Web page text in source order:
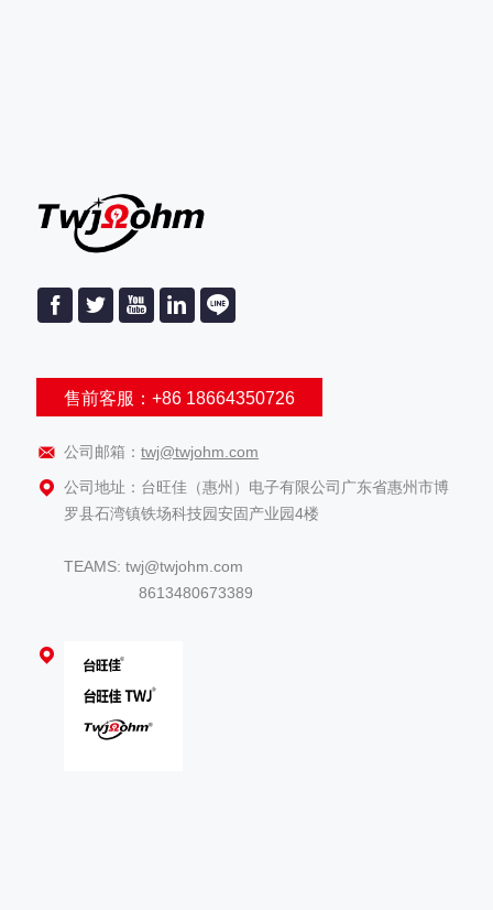
售前客服：+86 18664350726
公司邮箱：twj@twjohm.com
公司地址：台旺佳（惠州）电子有限公司广东省惠州市博
罗县石湾镇铁场科技园安固产业园4楼
TEAMS: twj@twjohm.com
8613480673389